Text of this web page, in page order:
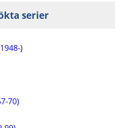
serier
)
70)